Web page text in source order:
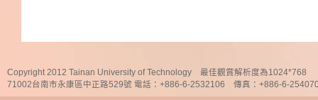
Copyright 2012 Tainan University of Technology 最佳觀賞解析度為1024*768
71002台南市永康區中正路529號 電話：+886-6-2532106 傳真：+886-6-